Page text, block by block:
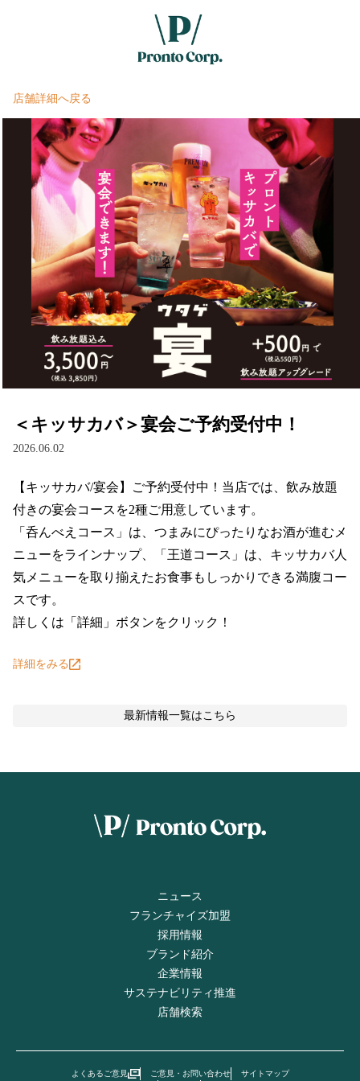
店舗詳細へ戻る
＜キッサカバ＞宴会ご予約受付中！
2026.06.02
【キッサカバ/宴会】ご予約受付中！当店では、飲み放題
付きの宴会コースを2種ご用意しています。
「呑んべえコース」は、つまみにぴったりなお酒が進むメ
ニューをラインナップ、「王道コース」は、キッサカバ人
気メニューを取り揃えたお食事もしっかりできる満腹コー
スです。
詳しくは「詳細」ボタンをクリック！
詳細をみる
最新情報一覧はこちら
ニュース
フランチャイズ加盟
採用情報
ブランド紹介
企業情報
サステナビリティ推進
店舗検索
よくあるご意見 ご意見・お問い合わせ サイトマップ